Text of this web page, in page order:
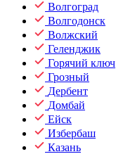
Волгоград
Волгодонск
Волжский
Геленджик
Горячий ключ
Грозный
Дербент
Домбай
Ейск
Избербаш
Казань